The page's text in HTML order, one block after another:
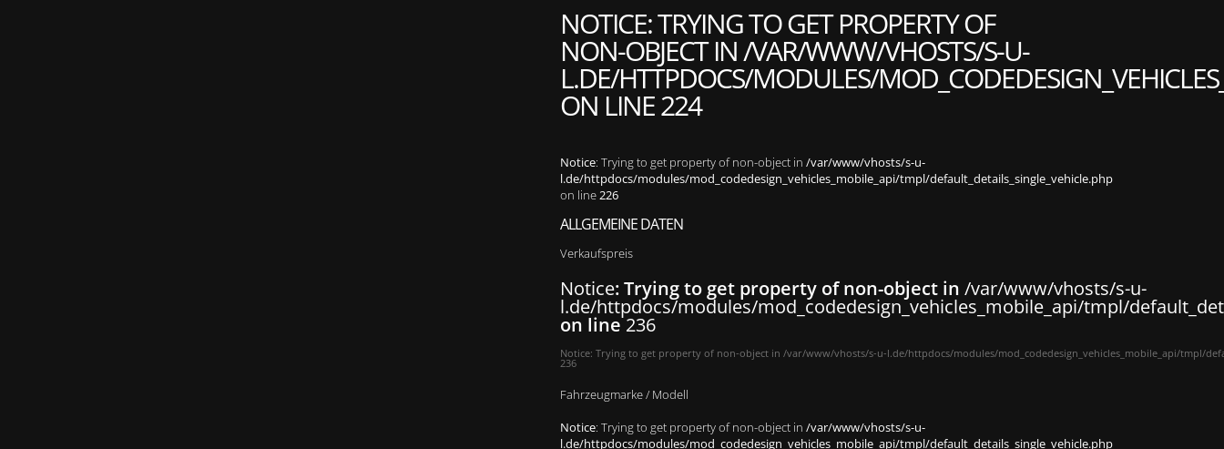
NOTICE: TRYING TO GET PROPERTY OF
NON-OBJECT IN/VAR/WWW/VHOSTS/S-U-
L.DE/HTTPDOCS/MODULES/
ON LINE224
Notice: Trying to get property of non-object in /var/www/vhosts/s-u-
l.de/httpdocs/modules/mod_codedesign_vehicles_mobile_api/tmpl/default_details_single_vehicle.php
on line226
ALLGEMEINE DATEN
Verkaufspreis
Notice: Trying to get property of non-object in /var/www/vhosts/s-u-
l.de/httpdocs/modules/mod_codedesign_vehicles_mobile_api/tmpl/
on line236
Notice: Trying to get property of non-object in /var/www/vhosts/s-u-l.de/httpdocs/modules/mod_codedesign_vehicles_mobile_api/tmpl/
236
Fahrzeugmarke / Modell
Notice: Trying to get property of non-object in /var/www/vhosts/s-u-
l.de/httpdocs/modules/mod_codedesign_vehicles_mobile_api/tmpl/default_details_single_vehicle.php